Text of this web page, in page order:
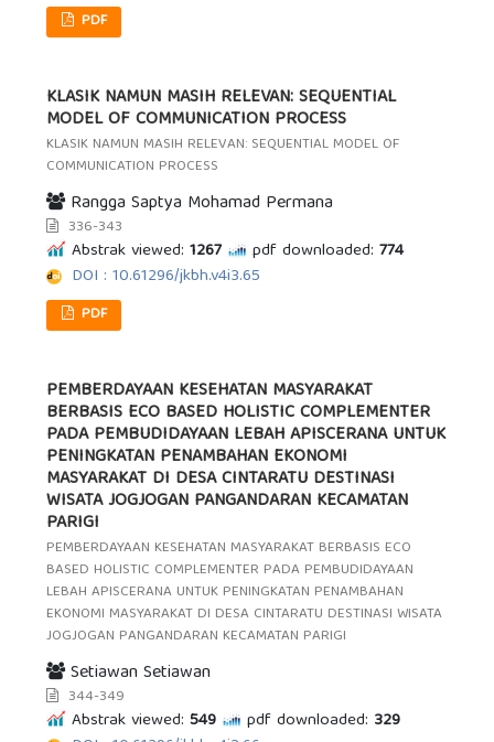
PDF
KLASIK NAMUN MASIH RELEVAN: SEQUENTIAL
MODEL OF COMMUNICATION PROCESS
KLASIK NAMUN MASIH RELEVAN: SEQUENTIAL MODEL OF
COMMUNICATION PROCESS
Rangga Saptya Mohamad Permana
336-343
Abstrak viewed: 1267 pdf downloaded: 774
DOI : 10.61296/jkbh.v4i3.65
PDF
PEMBERDAYAAN KESEHATAN MASYARAKAT
BERBASIS ECO BASED HOLISTIC COMPLEMENTER
PADA PEMBUDIDAYAAN LEBAH APISCERANA UNTUK
PENINGKATAN PENAMBAHAN EKONOMI
MASYARAKAT DI DESA CINTARATU DESTINASI
WISATA JOGJOGAN PANGANDARAN KECAMATAN
PARIGI
PEMBERDAYAAN KESEHATAN MASYARAKAT BERBASIS ECO
BASED HOLISTIC COMPLEMENTER PADA PEMBUDIDAYAAN
LEBAH APISCERANA UNTUK PENINGKATAN PENAMBAHAN
EKONOMI MASYARAKAT DI DESA CINTARATU DESTINASI WISATA
JOGJOGAN PANGANDARAN KECAMATAN PARIGI
Setiawan Setiawan
344-349
Abstrak viewed: 549 pdf downloaded: 329